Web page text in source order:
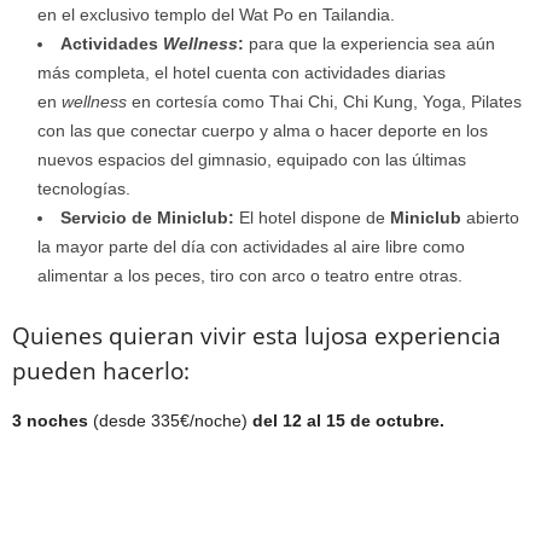
en el exclusivo templo del Wat Po en Tailandia.
Actividades Wellness: para que la experiencia sea aún
más completa, el hotel cuenta con actividades diarias
en wellness en cortesía como Thai Chi, Chi Kung, Yoga, Pilates
con las que conectar cuerpo y alma o hacer deporte en los
nuevos espacios del gimnasio, equipado con las últimas
tecnologías.
Servicio de Miniclub: El hotel dispone de Miniclub abierto
la mayor parte del día con actividades al aire libre como
alimentar a los peces, tiro con arco o teatro entre otras.
Quienes quieran vivir esta lujosa experiencia
pueden hacerlo:
3 noches (desde 335€/noche) del 12 al 15 de octubre.